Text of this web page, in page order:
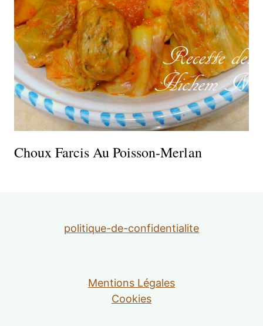
Choux Farcis Au Poisson-Merlan
politique-de-confidentialite
Mentions Légales
Cookies